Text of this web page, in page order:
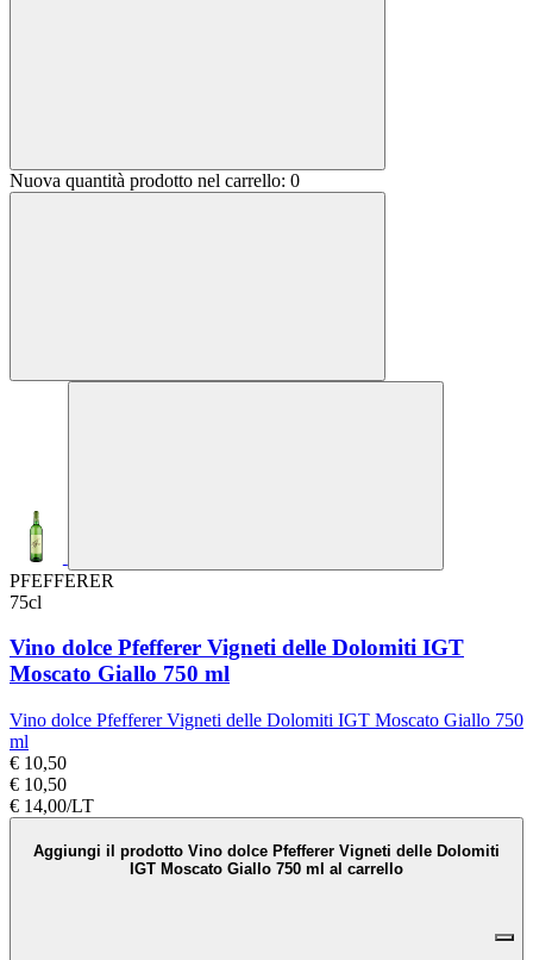
Nuova quantità prodotto nel carrello: 0
PFEFFERER
75cl
Vino dolce Pfefferer Vigneti delle Dolomiti IGT
Moscato Giallo 750 ml
Vino dolce Pfefferer Vigneti delle Dolomiti IGT Moscato Giallo 750
ml
€ 10,50
€ 10,50
€ 14,00/LT
Aggiungi il prodotto Vino dolce Pfefferer Vigneti delle Dolomiti
IGT Moscato Giallo 750 ml al carrello